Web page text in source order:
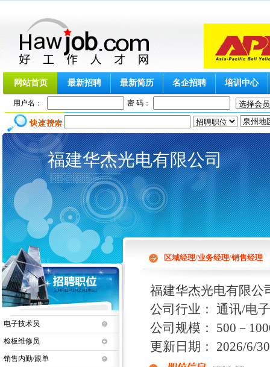
网站首页 最新招聘 最新简历 名企招聘 培训中心
用户名： 密 码：
福建华杰光电有限公司
电子技术员
检板维修员
销售内勤/跟单
区域经理/业务经理/销售经理
福建华杰光电有限公
公司行业： 通讯/电
公司规模： 500－
更新日期： 2026/6/